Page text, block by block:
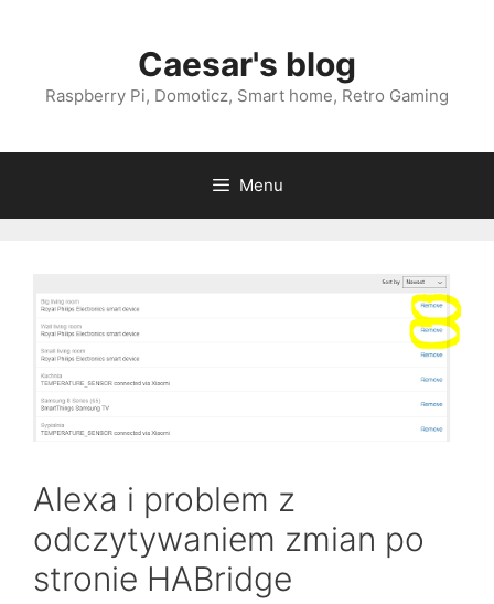
Caesar's blog
Raspberry Pi, Domoticz, Smart home, Retro Gaming
Menu
Alexa i problem z
odczytywaniem zmian po
stronie HABridge